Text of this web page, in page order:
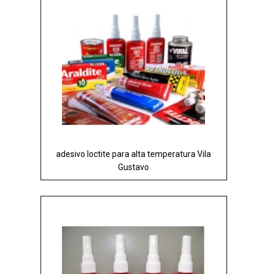
adesivo loctite para alta temperatura Vila
Gustavo